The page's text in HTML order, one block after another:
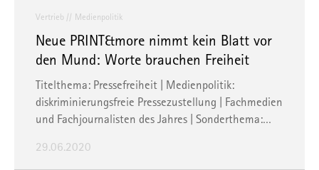
Vertrieb Medienpolitik
Neue PRINT&more nimmt kein Blatt vor
den Mund: Worte brauchen Freiheit
Titelthema: Pressefreiheit | Medienpolitik:
diskriminierungsfreie Pressezustellung | Fachmedien
und Fachjournalisten des Jahres | Sonderthema:…
29.06.2020